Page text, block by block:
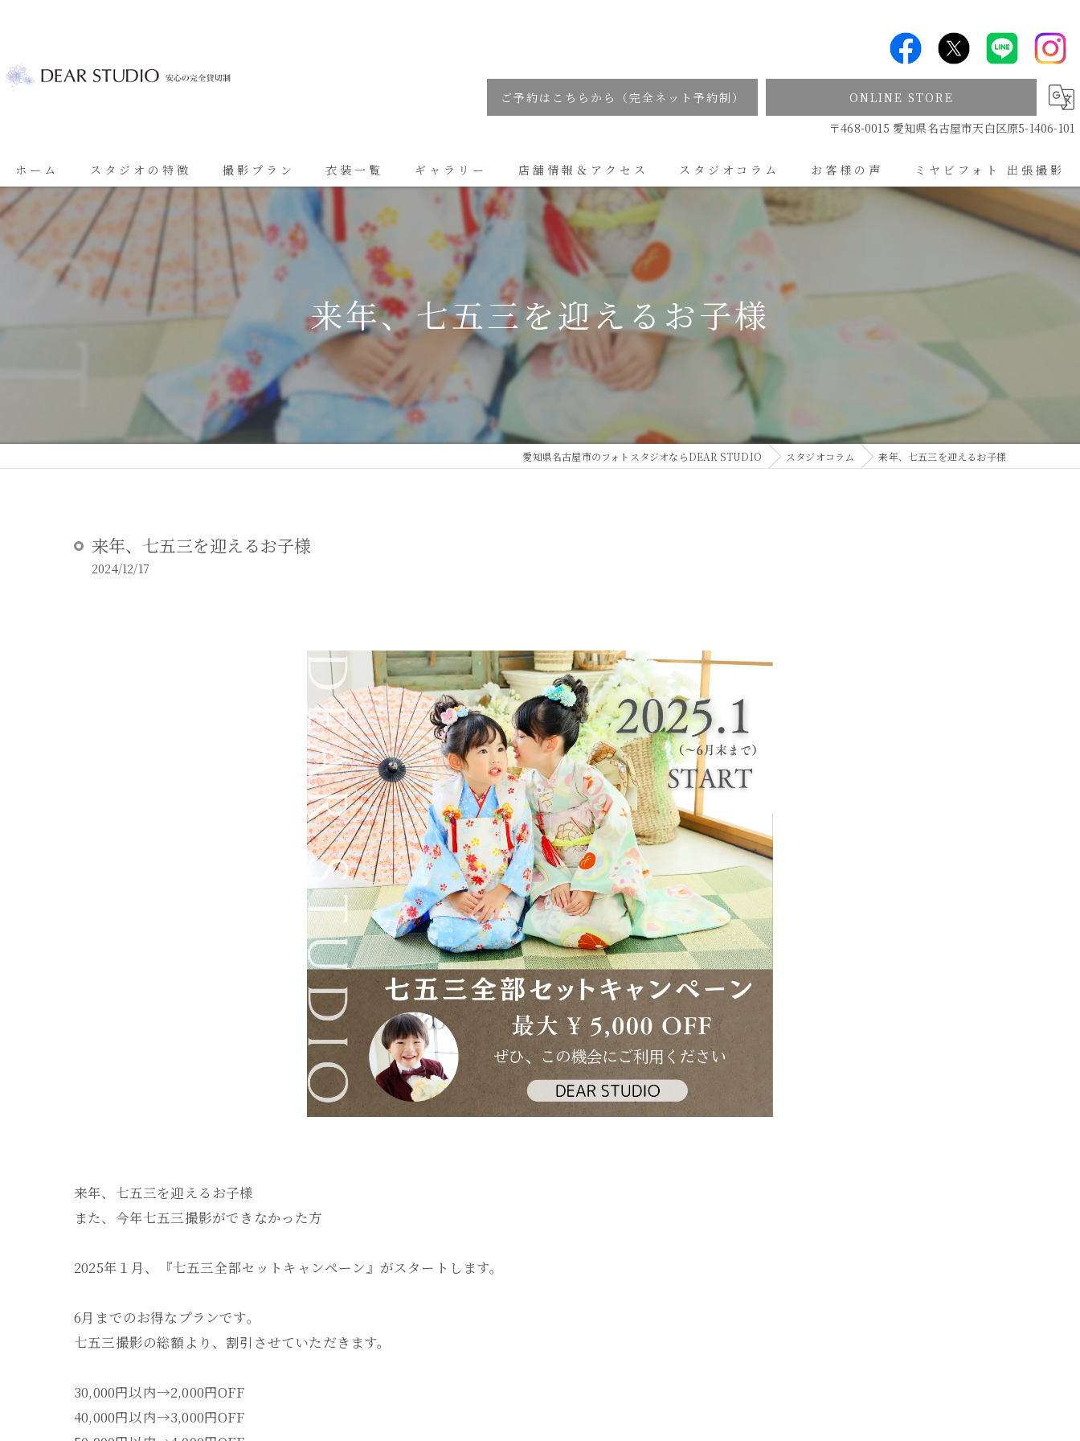
ご予約はこちらから（完全ネット予約制）
ONLINE STORE
〒468-0015 愛知県名古屋市天白区原5-1406-101
ホーム スタジオの特徴
ベビーフォト
七五三
振袖
DEAR STUDIOとは
DEAR STUDIOご利用ガイド
撮影プラン
基本プラン
七五三プラン
ブライダルプラン
思い出に残る成人振袖撮影
衣装一覧 ギャラリー 店舗情報＆アクセス スタジオコラム お客様の声 ミヤビフォト 出張撮影
出張撮影について
来年、七五三を迎えるお子様
愛知県名古屋市のフォトスタジオならDEAR STUDIO スタジオコラム 来年、七五三を迎えるお子様
来年、七五三を迎えるお子様
2024/12/17
来年、七五三を迎えるお子様
また、今年七五三撮影ができなかった方
2025年１月、『七五三全部セットキャンペーン』がスタートします。
6月までのお得なプランです。
七五三撮影の総額より、割引させていただきます。
30,000円以内→2,000円OFF
40,000円以内→3,000円OFF